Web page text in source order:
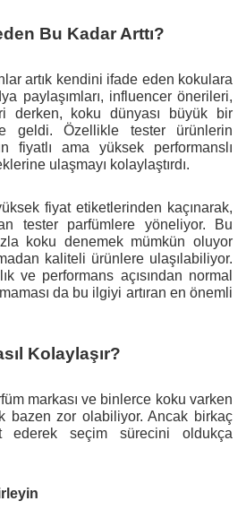
Bu Kadar Arttı?
artık kendini ifade eden kokulara
paylaşımları, influencer önerileri,
derken, koku dünyası büyük bir
geldi. Özellikle tester ürünlerin
fiyatlı ama yüksek performanslı
ulaşmayı kolaylaştırdı.
fiyat etiketlerinden kaçınarak,
tester parfümlere yöneliyor. Bu
koku denemek mümkün oluyor
kaliteli ürünlere ulaşılabiliyor.
ve performans açısından normal
da bu ilgiyi artıran en önemli
Kolaylaşır?
markası ve binlerce koku varken
bazen zor olabiliyor. Ancak birkaç
ederek seçim sürecini oldukça